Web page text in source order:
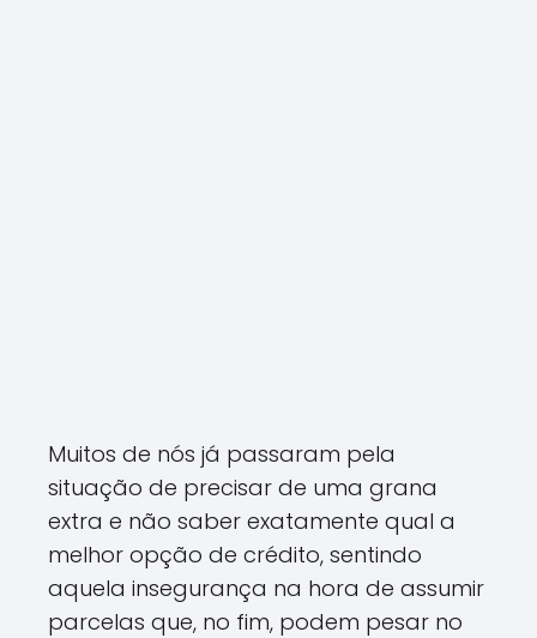
Muitos de nós já passaram pela
situação de precisar de uma grana
extra e não saber exatamente qual a
melhor opção de crédito, sentindo
aquela insegurança na hora de assumir
parcelas que, no fim, podem pesar no